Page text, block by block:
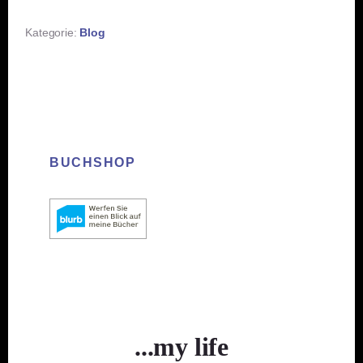
Kategorie: Blog
BUCHSHOP
...my life